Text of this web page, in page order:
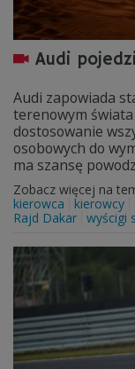
Audi
Audi zapowiada
terenowym świata
dostosowanie
osobowych do
ma szansę
Zobacz więcej na
kierowca
kierowcy
Rajd Dakar wyścigi